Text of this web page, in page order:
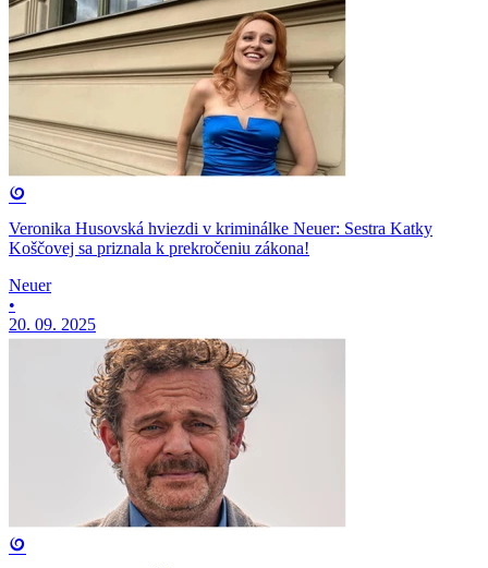
Veronika Husovská hviezdi v kriminálke Neuer: Sestra Katky
Koščovej sa priznala k prekročeniu zákona!
Neuer
•
20. 09. 2025